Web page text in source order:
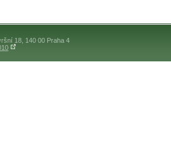
18, 140 00 Praha 4